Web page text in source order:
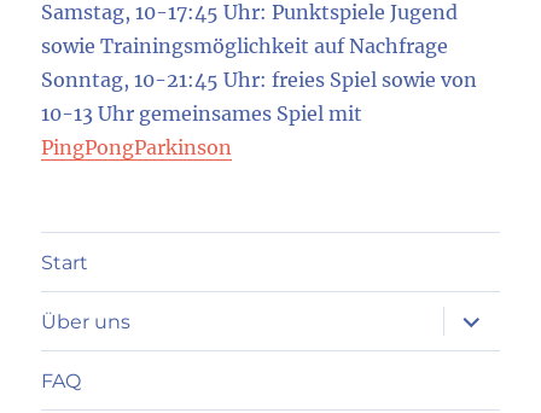
Samstag, 10-17:45 Uhr: Punktspiele Jugend
sowie Trainingsmöglichkeit auf Nachfrage
Sonntag, 10-21:45 Uhr: freies Spiel sowie von
10-13 Uhr gemeinsames Spiel mit
PingPongParkinson
Start
Über uns
anzeigen
FAQ